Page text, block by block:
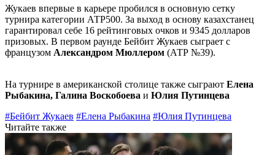
Жукаев впервые в карьере пробился в основную сетку
турнира категории АТР500. За выход в основу казахстанец
гарантировал себе 16 рейтинговых очков и 9345 долларов
призовых. В первом раунде Бейбит Жукаев сыграет с
французом Александром Мюллером (АТР №39).
На турнире в американской столице также сыграют Елена
Рыбакина, Галина Воскобоева и Юлия Путинцева
#Бейбит Жукаев #Елена Рыбакина #Юлия Путинцева
Читайте также